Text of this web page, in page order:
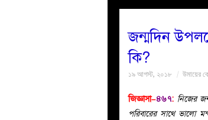
জন্মদিন
কি?
১৯ আগস্ট, ২০১৮ উমায়ের
জিজ্ঞাসা–৪৬৭: নিজের
পরিবারের সাথে ভালো